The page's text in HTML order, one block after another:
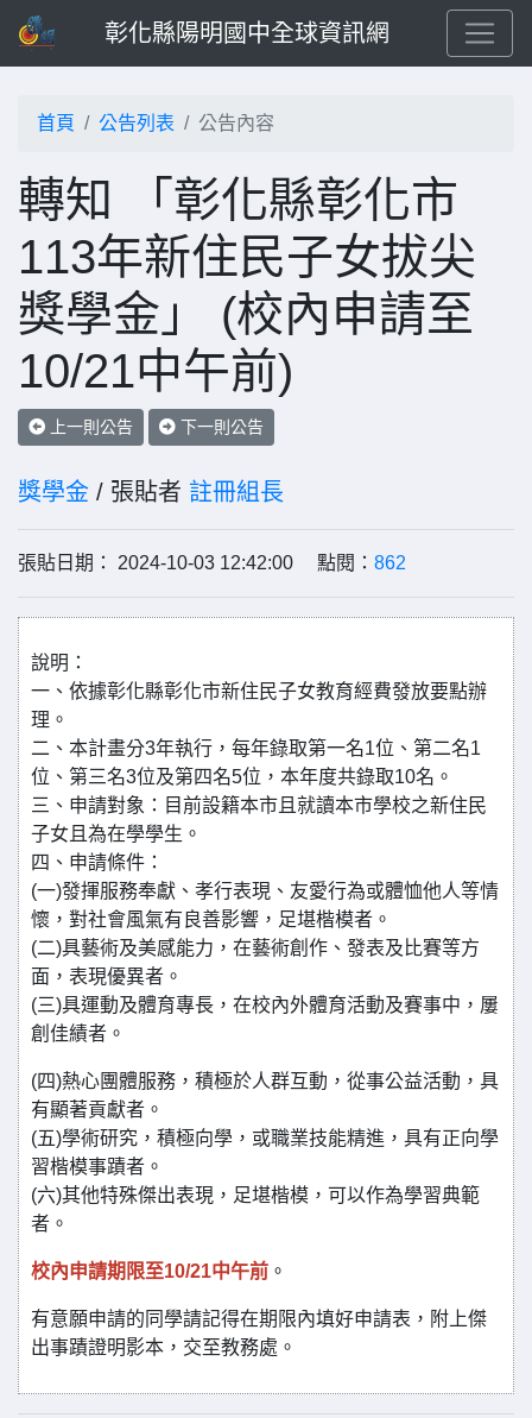
彰化縣陽明國中全球資訊網
首頁 公告列表 公告內容
轉知 「彰化縣彰化市
113年新住民子女拔尖
獎學金」 (校內申請至
10/21中午前)
上一則公告 下一則公告
獎學金 / 張貼者 註冊組長
張貼日期： 2024-10-03 12:42:00 點閱： 862
說明：
一、依據彰化縣彰化市新住民子女教育經費發放要點辦
理。
二、本計畫分3年執行，每年錄取第一名1位、第二名1
位、第三名3位及第四名5位，本年度共錄取10名。
三、申請對象：目前設籍本市且就讀本市學校之新住民
子女且為在學學生。
四、申請條件：
(一)發揮服務奉獻、孝行表現、友愛行為或體恤他人等情
懷，對社會風氣有良善影響，足堪楷模者。
(二)具藝術及美感能力，在藝術創作、發表及比賽等方
面，表現優異者。
(三)具運動及體育專長，在校內外體育活動及賽事中，屢
創佳績者。
(四)熱心團體服務，積極於人群互動，從事公益活動，具
有顯著貢獻者。
(五)學術研究，積極向學，或職業技能精進，具有正向學
習楷模事蹟者。
(六)其他特殊傑出表現，足堪楷模，可以作為學習典範
者。
校內申請期限至10/21中午前 。
有意願申請的同學請記得在期限內填好申請表，附上傑
出事蹟證明影本，交至教務處。